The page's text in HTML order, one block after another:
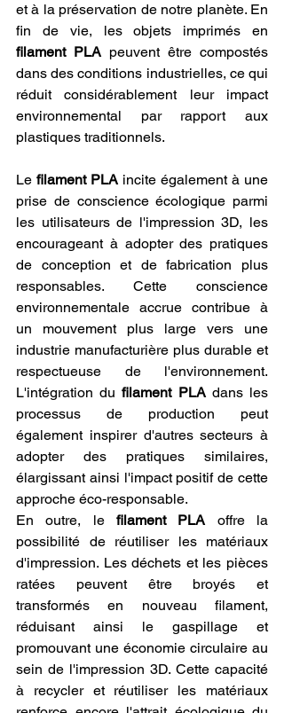
et à la préservation de notre planète. En
filament PLA peuvent être compostés
dans des conditions industrielles, ce qui
réduit considérablement leur impact
environnemental par rapport aux
plastiques traditionnels.
Le filament PLA incite également à une
prise de conscience écologique parmi
les utilisateurs de l'impression 3D, les
encourageant à adopter des pratiques
de conception et de fabrication plus
responsables. Cette conscience
environnementale accrue contribue à
un mouvement plus large vers une
industrie manufacturière plus durable et
respectueuse de l'environnement.
L'intégration du filament PLA dans les
processus de production peut
également inspirer d'autres secteurs à
adopter des pratiques similaires,
élargissant ainsi l'impact positif de cette
approche éco-responsable.
En outre, le filament PLA offre la
possibilité de réutiliser les matériaux
d'impression. Les déchets et les pièces
ratées peuvent être broyés et
transformés en nouveau filament,
réduisant ainsi le gaspillage et
promouvant une économie circulaire au
sein de l'impression 3D. Cette capacité
à recycler et réutiliser les matériaux